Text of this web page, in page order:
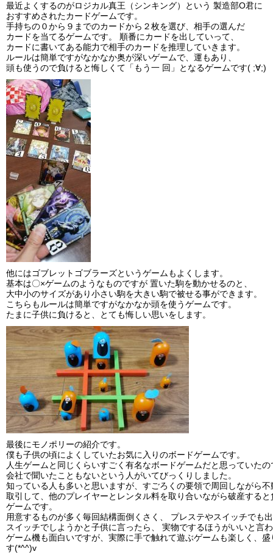
最近よくするのがロジカル真王（シンキング）という 製造部O君に
おすすめされたカードゲームです。
手持ちの０から９までのカードから２枚を選び、相手の選んだ
カードを当てるゲームです。 順番にカードを出していって、
カードに書いてある能力で相手のカードを推理していきます。
ルールは簡単ですがなかなか奥が深いゲームで、運もあり、
頭も使うので負けると悔しくて「もう一 回」となるゲームです( ;∀;)
他にはゴブレットゴブラーズというゲームもよくします。
基本は〇×ゲームのようなものですが 置いた駒を動かせるのと、
大中小のサイズがあり小さい駒を大きい駒で被せる事ができます。
こちらもルールは簡単ですがなかなか頭を使うゲームです。
たまに子供に負けると、とても悔しい思いをします。
最後にモノポリーの紹介です。
僕も子供の頃によくしていたお気に入りのボードゲームです。
人生ゲームと同じくらいすごく有名なボードゲームだと思っていたの
会社で聞いたこともないという人がいてびっくりしました。
知っている人も多いと思いますが、すごろくの要領で周回しながら不
取引して、他のプレイヤーとレンタル料を取り合いながら破産すると
ゲームです。
用意するものが多く毎回結構面倒くさく、 プレステやスイッチでも
スイッチでしようかと子供に言ったら、 実物でするほうがいいと言
ゲーム機も面白いですが、実際に手で触れて遊ぶゲームも楽しく、盛
す(*^^)v